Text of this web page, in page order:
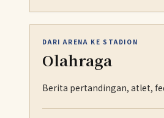
DARI ARENA KE STADION
Olahraga
Berita pertandingan, atlet,